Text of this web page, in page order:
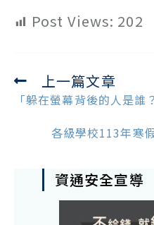
Post Views: 202
Read
more
上一篇文章
「躲在螢幕背後的人是誰
各級學校113年寒
資通安全宣導